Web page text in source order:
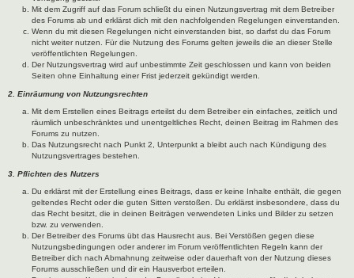
Mit dem Zugriff auf das Forum schließt du einen Nutzungsvertrag mit dem Betreiber
des Forums ab und erklärst dich mit den nachfolgenden Regelungen einverstanden.
Wenn du mit diesen Regelungen nicht einverstanden bist, so darfst du das Forum
nicht weiter nutzen. Für die Nutzung des Forums gelten jeweils die an dieser Stelle
veröffentlichten Regelungen.
Der Nutzungsvertrag wird auf unbestimmte Zeit geschlossen und kann von beiden
Seiten ohne Einhaltung einer Frist jederzeit gekündigt werden.
2. Einräumung von Nutzungsrechten
Mit dem Erstellen eines Beitrags erteilst du dem Betreiber ein einfaches, zeitlich und
räumlich unbeschränktes und unentgeltliches Recht, deinen Beitrag im Rahmen des
Forums zu nutzen.
Das Nutzungsrecht nach Punkt 2, Unterpunkt a bleibt auch nach Kündigung des
Nutzungsvertrages bestehen.
3. Pflichten des Nutzers
Du erklärst mit der Erstellung eines Beitrags, dass er keine Inhalte enthält, die gegen
geltendes Recht oder die guten Sitten verstoßen. Du erklärst insbesondere, dass du
das Recht besitzt, die in deinen Beiträgen verwendeten Links und Bilder zu setzen
bzw. zu verwenden.
Der Betreiber des Forums übt das Hausrecht aus. Bei Verstößen gegen diese
Nutzungsbedingungen oder anderer im Forum veröffentlichten Regeln kann der
Betreiber dich nach Abmahnung zeitweise oder dauerhaft von der Nutzung dieses
Forums ausschließen und dir ein Hausverbot erteilen.